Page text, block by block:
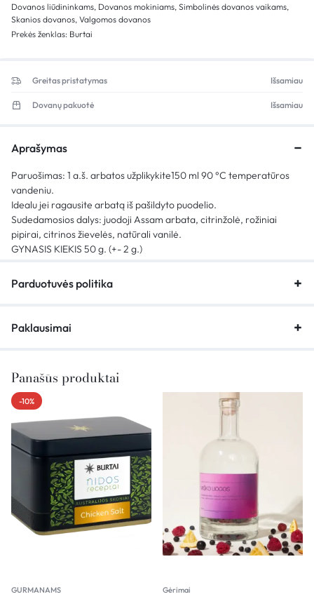
Dovanos liūdininkams, Dovanos mokiniams, Simbolinės dovanos vaikams,
Skanios dovanos, Valgomos dovanos
Prekės ženklas: Burtai
Greitas pristatymas Išsamiau
Dovanų pakuotė Išsamiau
Aprašymas
Paruošimas: 1 a.š. arbatos užplikykite150 ml 90 °C temperatūros
vandeniu.
Idealu jei ragausite arbatą iš pašildyto puodelio.
Sudedamosios dalys: juodoji Assam arbata, citrinžolė, rožiniai
pipirai, citrinos žievelės, natūrali vanilė.
GYNASIS KIEKIS 50 g. (+- 2 g.)
Parduotuvės politika
Paklausimai
Panašūs produktai
-10%
GURMANAMS Gėrimai